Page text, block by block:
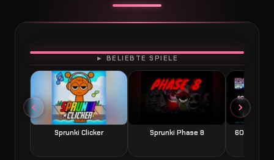
Incredibox Mod
Sprunki Mod
► BELIEBTE SPIELE
Sprunki Clicker Sprunki Phase 8 60
SPIELEN